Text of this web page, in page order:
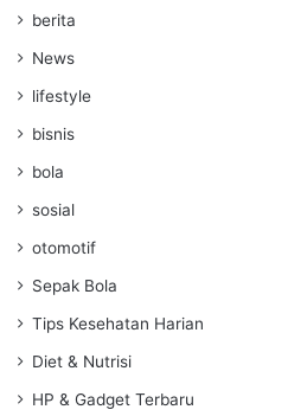
berita
News
lifestyle
bisnis
bola
sosial
otomotif
Sepak Bola
Tips Kesehatan Harian
Diet & Nutrisi
HP & Gadget Terbaru